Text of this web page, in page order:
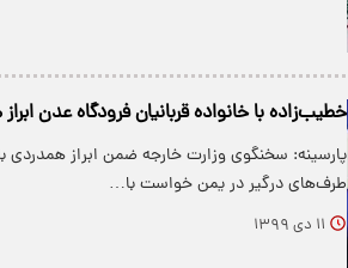
خطیب‌زاده با خانواده قربانیان فرودگاه عدن
پارسینه: سخنگوی وزارت خارجه ضمن ابراز همدردی
طرف‌های درگیر در یمن خواست با…
۱۱ دی ۱۳۹۹